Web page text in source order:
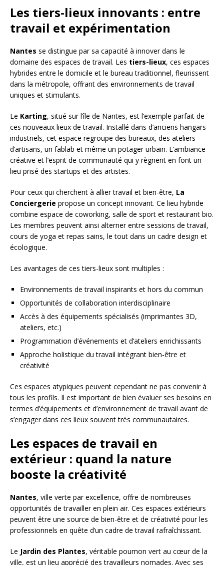
Les tiers-lieux innovants : entre
travail et expérimentation
Nantes se distingue par sa capacité à innover dans le
domaine des espaces de travail. Les tiers-lieux, ces espaces
hybrides entre le domicile et le bureau traditionnel, fleurissent
dans la métropole, offrant des environnements de travail
uniques et stimulants.
Le Karting, situé sur l’île de Nantes, est l’exemple parfait de
ces nouveaux lieux de travail. Installé dans d’anciens hangars
industriels, cet espace regroupe des bureaux, des ateliers
d’artisans, un fablab et même un potager urbain. L’ambiance
créative et l’esprit de communauté qui y règnent en font un
lieu prisé des startups et des artistes.
Pour ceux qui cherchent à allier travail et bien-être, La
Conciergerie propose un concept innovant. Ce lieu hybride
combine espace de coworking, salle de sport et restaurant bio.
Les membres peuvent ainsi alterner entre sessions de travail,
cours de yoga et repas sains, le tout dans un cadre design et
écologique.
Les avantages de ces tiers-lieux sont multiples :
Environnements de travail inspirants et hors du commun
Opportunités de collaboration interdisciplinaire
Accès à des équipements spécialisés (imprimantes 3D,
ateliers, etc.)
Programmation d’événements et d’ateliers enrichissants
Approche holistique du travail intégrant bien-être et
créativité
Ces espaces atypiques peuvent cependant ne pas convenir à
tous les profils. Il est important de bien évaluer ses besoins en
termes d’équipements et d’environnement de travail avant de
s’engager dans ces lieux souvent très communautaires.
Les espaces de travail en
extérieur : quand la nature
booste la créativité
Nantes, ville verte par excellence, offre de nombreuses
opportunités de travailler en plein air. Ces espaces extérieurs
peuvent être une source de bien-être et de créativité pour les
professionnels en quête d’un cadre de travail rafraîchissant.
Le Jardin des Plantes, véritable poumon vert au cœur de la
ville, est un lieu apprécié des travailleurs nomades. Avec ses